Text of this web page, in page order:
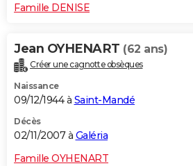
Famille DENISE
Jean OYHENART (62 ans)
Créer une cagnotte obsèques
Naissance
09/12/1944 à Saint-Mandé
Décès
02/11/2007 à Galéria
Famille OYHENART